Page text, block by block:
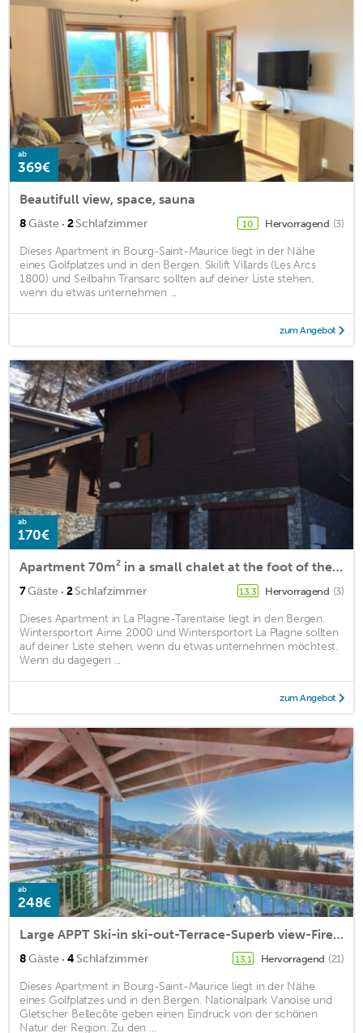
ab
369€
Beautifull view, space, sauna
8Gäste · 2Schlafzimmer 10 Hervorragend (3)
Dieses Apartment in Bourg-Saint-Maurice liegt in der Nähe
eines Golfplatzes und in den Bergen. Skilift Villards (Les Arcs
1800) und Seilbahn Transarc sollten auf deiner Liste stehen,
wenn du etwas unternehmen ...
zum Angebot
ab
170€
Apartment 70m² in a small chalet at the foot of the LA ROCHE chairlift
7Gäste · 2Schlafzimmer 13,3 Hervorragend (3)
Dieses Apartment in La Plagne-Tarentaise liegt in den Bergen.
Wintersportort Aime 2000 und Wintersportort La Plagne sollten
auf deiner Liste stehen, wenn du etwas unternehmen möchtest.
Wenn du dagegen ...
zum Angebot
ab
248€
Large APPT Ski-in ski-out-Terrace-Superb view-Fireplace-LAUZIERES
8Gäste · 4Schlafzimmer 13,1 Hervorragend (21)
Dieses Apartment in Bourg-Saint-Maurice liegt in der Nähe
eines Golfplatzes und in den Bergen. Nationalpark Vanoise und
Gletscher Bellecôte geben einen Eindruck von der schönen
Natur der Region. Zu den ...